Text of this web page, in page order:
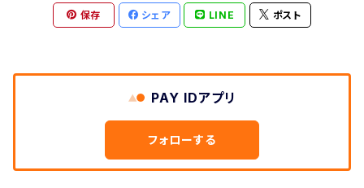
保存 シェア LINE ポスト
PAY IDアプリ
フォローする